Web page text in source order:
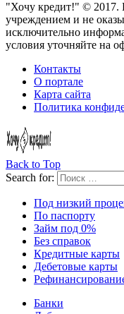
"Хочу кредит!" © 2017.
учреждением и не
исключительно
условия уточняйте на
Контакты
О портале
Карта сайта
Политика
Back to Top
Search for:
Под низкий
По паспорту
Займ под 0%
Без справок
Кредитные карты
Дебетовые карты
Банки